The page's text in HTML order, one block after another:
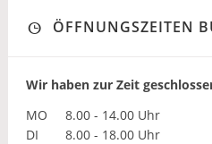
ÖFFNUNGSZEITEN
Wir haben zur Zeit
MO
8.00 - 14.00 Uhr
DI
8.00 - 18.00 Uhr